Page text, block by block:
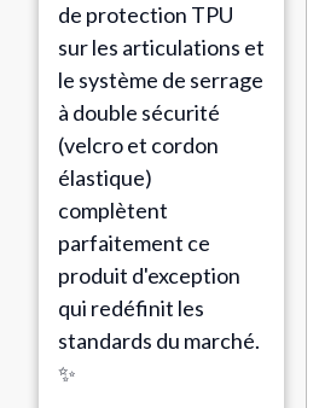
de protection TPU
sur les articulations et
le système de serrage
à double sécurité
(velcro et cordon
élastique)
complètent
parfaitement ce
produit d'exception
qui redéfinit les
standards du marché.
✨